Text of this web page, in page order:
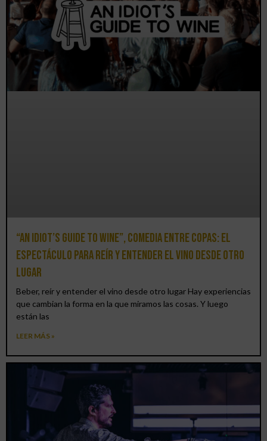
“An Idiot’s Guide to Wine”, comedia entre copas: el
espectáculo para reír y entender el vino desde otro
lugar
Beber, reír y entender el vino desde otro lugar Hay experiencias
que cambian la forma en la que miramos las cosas. Y luego
están las
LEER MÁS »